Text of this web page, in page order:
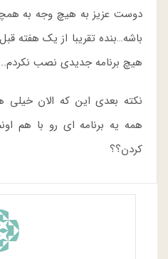
دوست عزیز به هیچ وجه به
باشه…بنده تقریبا از یک هفته
هیچ برنامه جدیدی نصب نکردم..
نکته بعدی این که الان
همه یه برنامه ای رو با هم
کردن؟؟